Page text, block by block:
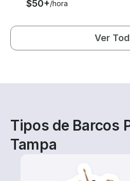
$50+/hora
Ver
Tipos de Barcos
Tampa